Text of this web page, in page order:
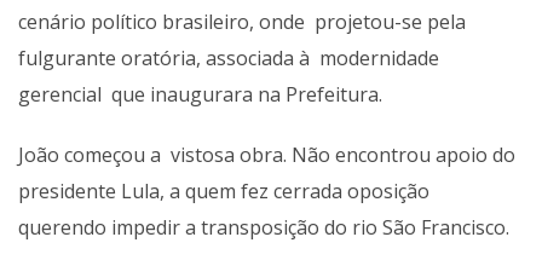
cenário político brasileiro, onde projetou-se pela
fulgurante oratória, associada à modernidade
gerencial que inaugurara na Prefeitura.
João começou a vistosa obra. Não encontrou apoio do
presidente Lula, a quem fez cerrada oposição
querendo impedir a transposição do rio São Francisco.